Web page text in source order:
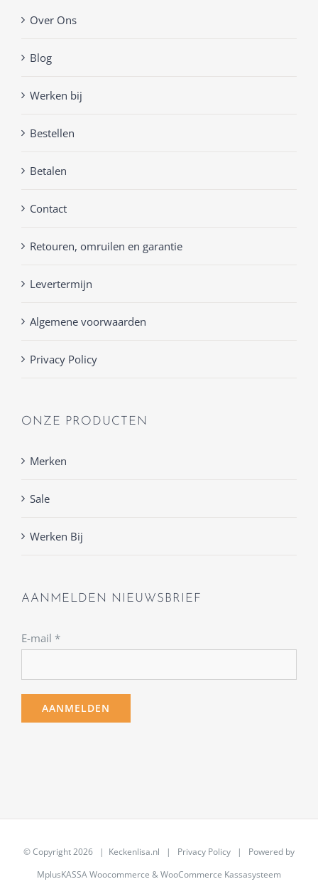
Over Ons
Blog
Werken bij
Bestellen
Betalen
Contact
Retouren, omruilen en garantie
Levertermijn
Algemene voorwaarden
Privacy Policy
ONZE PRODUCTEN
Merken
Sale
Werken Bij
AANMELDEN NIEUWSBRIEF
E-mail *
© Copyright2026 | Keckenlisa.nl | Privacy Policy | Powered by
MplusKASSA Woocommerce &WooCommerce Kassasysteem